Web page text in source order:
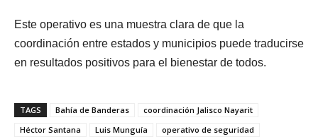
Este operativo es una muestra clara de que la
coordinación entre estados y municipios puede traducirse
en resultados positivos para el bienestar de todos.
TAGS Bahía de Banderas
coordinación Jalisco Nayarit
Héctor Santana
Luis Munguía
operativo de seguridad